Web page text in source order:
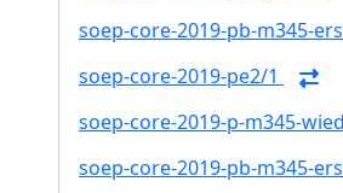
soep-core-2019-pb-m345-
soep-core-2019-pe2/1
soep-core-2019-p-m345-
soep-core-2019-pb-m345-